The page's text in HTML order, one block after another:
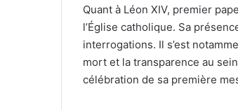
Quant à Léon XIV, premier
l’Église catholique. Sa
interrogations. Il s’est
mort et la transparence au
célébration de sa première